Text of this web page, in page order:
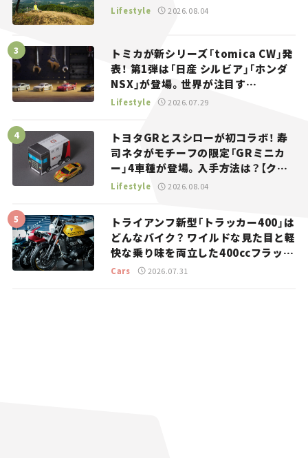
Lifestyle 2026.08.04
トミカが新シリーズ「tomica CW」発
表！ 第1弾は「日産 シルビア」「ホンダ
NSX」が登場。世界が注目す
る“JDM”に焦点【クルマとホビー】
Lifestyle 2026.07.29
トヨタGRとスシローが初コラボ！ 寿
司ネタがモチーフの限定「GRミニカ
ー」4車種が登場。入手方法は？【クル
マとホビー】
Lifestyle 2026.08.04
トライアンフ新型「トラッカー400」は
どんなバイク？ ワイルドな見た目と軽
快な乗り味を両立した400ccフラット
トラッカー【試乗レビュー】
Cars 2026.07.31